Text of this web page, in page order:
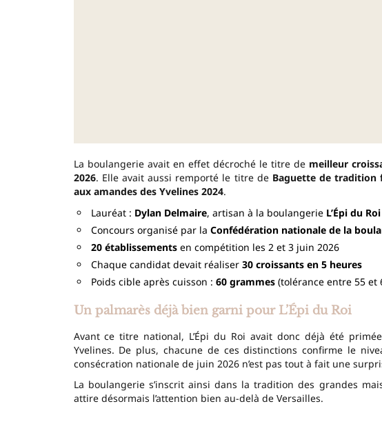
La boulangerie avait en effet décroché le titre de meilleur
2026. Elle avait aussi remporté le titre de Baguette de tradition
aux amandes des Yvelines 2024.
Lauréat : Dylan Delmaire, artisan à la boulangerie L’Épi du Roi
Concours organisé par la Confédération nationale de la
20 établissementsen compétition les 2 et 3 juin 2026
Chaque candidat devait réaliser 30 croissants en 5 heures
Poids cible après cuisson : 60 grammes(tolérance entre 55 et
Un palmarès déjà bien garni pour L’Épi du Roi
Avant ce titre national, L’Épi du Roi avait donc déjà été
Yvelines. De plus, chacune de ces distinctions confirme le
consécration nationale de juin 2026 n’est pas tout à fait une
La boulangerie s’inscrit ainsi dans la tradition des grandes
attire désormais l’attention bien au-delà de Versailles.